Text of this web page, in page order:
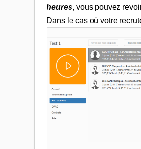
heures, vous pouvez
Dans le cas où votre